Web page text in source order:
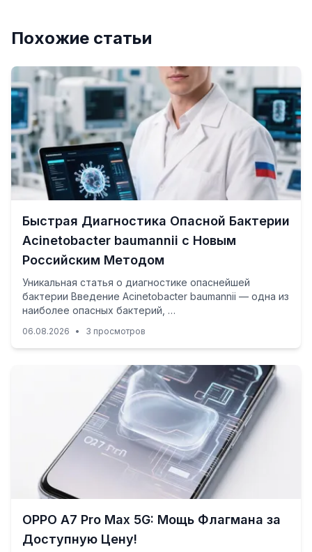
Похожие статьи
Быстрая Диагностика Опасной Бактерии
Acinetobacter baumannii с Новым
Российским Методом
Уникальная статья о диагностике опаснейшей
бактерии Введение Acinetobacter baumannii — одна из
наиболее опасных бактерий, …
06.08.2026 • 3 просмотров
OPPO A7 Pro Max 5G: Мощь Флагмана за
Доступную Цену!